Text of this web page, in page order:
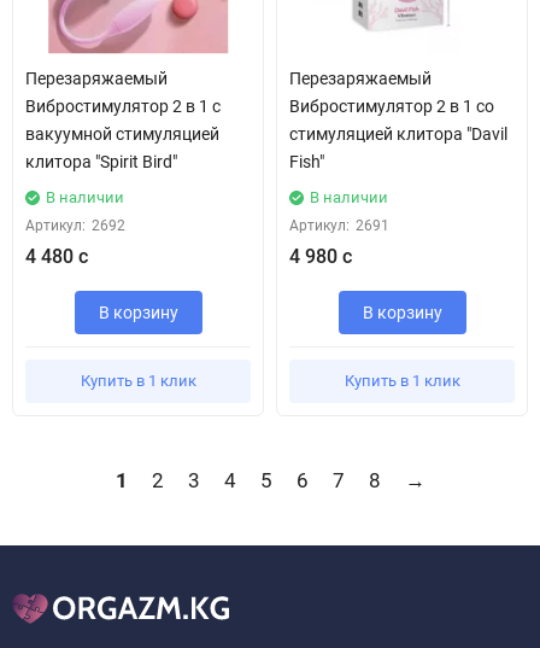
Перезаряжаемый
Вибростимулятор 2 в 1 с
вакуумной стимуляцией
клитора "Spirit Bird"
В наличии
Артикул: 2692
4 480 с
В корзину
Купить в 1 клик
Перезаряжаемый
Вибростимулятор 2 в 1 со
стимуляцией клитора "Davil
Fish"
В наличии
Артикул: 2691
4 980 с
В корзину
Купить в 1 клик
1 2 3 4 5 6 7 8 →